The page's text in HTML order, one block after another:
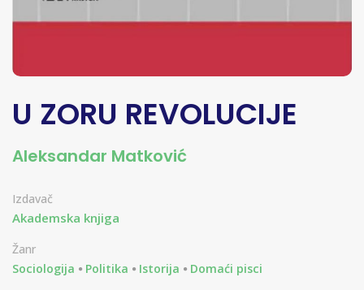
U ZORU REVOLUCIJE
Aleksandar Matković
Izdavač
Akademska knjiga
Žanr
Sociologija
Politika Istorija Domaći pisci